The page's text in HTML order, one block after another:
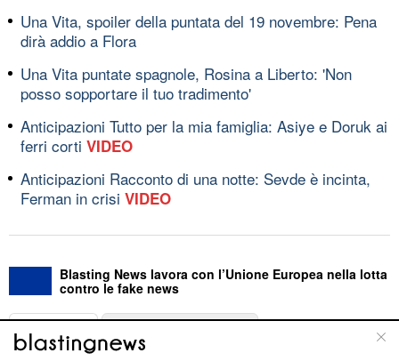
Una Vita, spoiler della puntata del 19 novembre: Pena
dirà addio a Flora
Una Vita puntate spagnole, Rosina a Liberto: 'Non
posso sopportare il tuo tradimento'
Anticipazioni Tutto per la mia famiglia: Asiye e Doruk ai
ferri corti VIDEO
Anticipazioni Racconto di una notte: Sevde è incinta,
Ferman in crisi VIDEO
Blasting News lavora con l’Unione Europea nella lotta
contro le fake news
ABOUT